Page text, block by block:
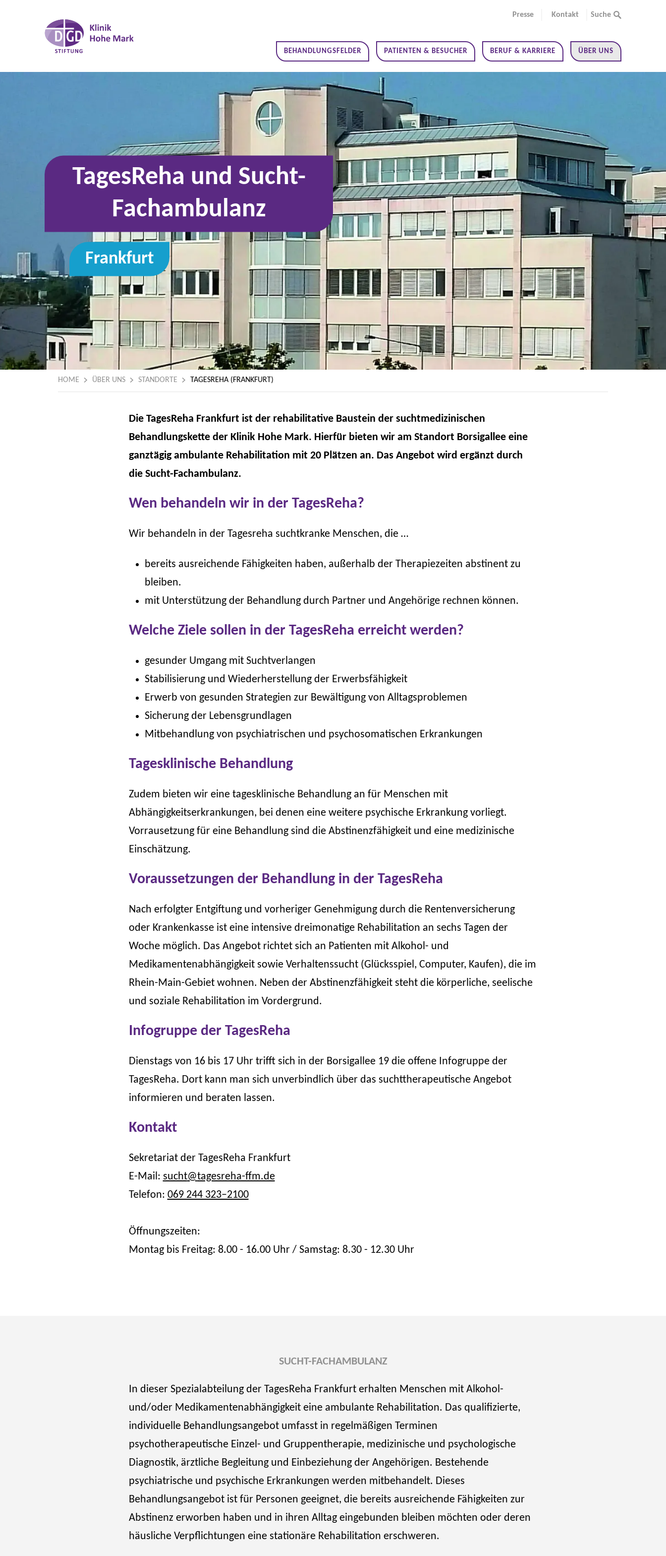
Presse Kontakt Suche
BEHANDLUNGSFELDER PATIENTEN & BESUCHER BERUF & KARRIERE ÜBER UNS
TagesReha und Sucht-
Fachambulanz
Frankfurt
HOME ÜBER UNS STANDORTE TAGESREHA (FRANKFURT)
Die TagesReha Frankfurt ist der rehabilitative Baustein der suchtmedizinischen
Behandlungskette der Klinik Hohe Mark. Hierfür bieten wir am Standort Borsigallee eine
ganztägig ambulante Rehabilitation mit 20 Plätzen an. Das Angebot wird ergänzt durch
die Sucht-Fachambulanz.
Wen behandeln wir in der TagesReha?
Wir behandeln in der Tagesreha suchtkranke Menschen, die …
bereits ausreichende Fähigkeiten haben, außerhalb der Therapiezeiten abstinent zu
bleiben.
mit Unterstützung der Behandlung durch Partner und Angehörige rechnen können.
Welche Ziele sollen in der TagesReha erreicht werden?
gesunder Umgang mit Suchtverlangen
Stabilisierung und Wiederherstellung der Erwerbsfähigkeit
Erwerb von gesunden Strategien zur Bewältigung von Alltagsproblemen
Sicherung der Lebensgrundlagen
Mitbehandlung von psychiatrischen und psychosomatischen Erkrankungen
Tagesklinische Behandlung
Zudem bieten wir eine tagesklinische Behandlung an für Menschen mit
Abhängigkeitserkrankungen, bei denen eine weitere psychische Erkrankung vorliegt.
Vorrausetzung für eine Behandlung sind die Abstinenzfähigkeit und eine medizinische
Einschätzung.
Voraussetzungen der Behandlung in der TagesReha
Nach erfolgter Entgiftung und vorheriger Genehmigung durch die Rentenversicherung
oder Krankenkasse ist eine intensive dreimonatige Rehabilitation an sechs Tagen der
Woche möglich. Das Angebot richtet sich an Patienten mit Alkohol- und
Medikamentenabhängigkeit sowie Verhaltenssucht (Glücksspiel, Computer, Kaufen), die im
Rhein-Main-Gebiet wohnen. Neben der Abstinenzfähigkeit steht die körperliche, seelische
und soziale Rehabilitation im Vordergrund.
Infogruppe der TagesReha
Dienstags von 16 bis 17 Uhr trifft sich in der Borsigallee 19 die offene Infogruppe der
TagesReha. Dort kann man sich unverbindlich über das suchttherapeutische Angebot
informieren und beraten lassen.
Kontakt
Sekretariat der TagesReha Frankfurt
E-Mail: sucht@tagesreha-ffm.de
Telefon: 069 244 323–2100
Öffnungszeiten:
Montag bis Freitag: 8.00 - 16.00 Uhr / Samstag: 8.30 - 12.30 Uhr
SUCHT-FACHAMBULANZ
In dieser Spezialabteilung der TagesReha Frankfurt erhalten Menschen mit Alkohol-
und/oder Medikamentenabhängigkeit eine ambulante Rehabilitation. Das qualifizierte,
individuelle Behandlungsangebot umfasst in regelmäßigen Terminen
psychotherapeutische Einzel- und Gruppentherapie, medizinische und psychologische
Diagnostik, ärztliche Begleitung und Einbeziehung der Angehörigen. Bestehende
psychiatrische und psychische Erkrankungen werden mitbehandelt. Dieses
Behandlungsangebot ist für Personen geeignet, die bereits ausreichende Fähigkeiten zur
Abstinenz erworben haben und in ihren Alltag eingebunden bleiben möchten oder deren
häusliche Verpflichtungen eine stationäre Rehabilitation erschweren.